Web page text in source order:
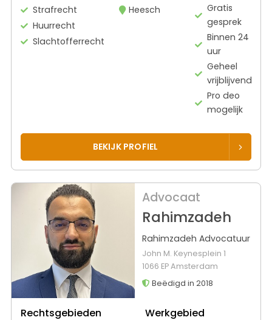
Strafrecht
Huurrecht
Slachtofferrecht
Heesch
Gratis
gesprek
Binnen 24
uur
Geheel
vrijblijvend
Pro deo
mogelijk
BEKIJK PROFIEL
Advocaat
Rahimzadeh
Rahimzadeh Advocatuur
John M. Keynesplein 1
1066 EP Amsterdam
Beëdigd in 2018
Rechtsgebieden Werkgebied